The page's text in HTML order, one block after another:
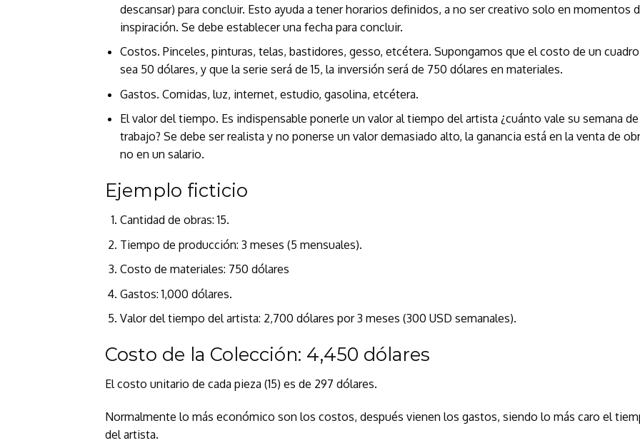
descansar) para concluir. Esto ayuda a tener horarios definidos, a no ser creativo solo en momentos
inspiración. Se debe establecer una fecha para concluir.
Costos. Pinceles, pinturas, telas, bastidores, gesso, etcétera. Supongamos que el costo de un cuadro
sea 50 dólares, y que la serie será de 15, la inversión será de 750 dólares en materiales.
Gastos. Comidas, luz, internet, estudio, gasolina, etcétera.
El valor del tiempo. Es indispensable ponerle un valor al tiempo del artista ¿cuánto vale su semana de
trabajo? Se debe ser realista y no ponerse un valor demasiado alto, la ganancia está en la venta de
no en un salario.
Ejemplo ficticio
Cantidad de obras: 15.
Tiempo de producción: 3 meses (5 mensuales).
Costo de materiales: 750 dólares
Gastos: 1,000 dólares.
Valor del tiempo del artista: 2,700 dólares por 3 meses (300 USD semanales).
Costo de la Colección: 4,450 dólares
El costo unitario de cada pieza (15) es de 297 dólares.
Normalmente lo más económico son los costos, después vienen los gastos, siendo lo más caro el
del artista.